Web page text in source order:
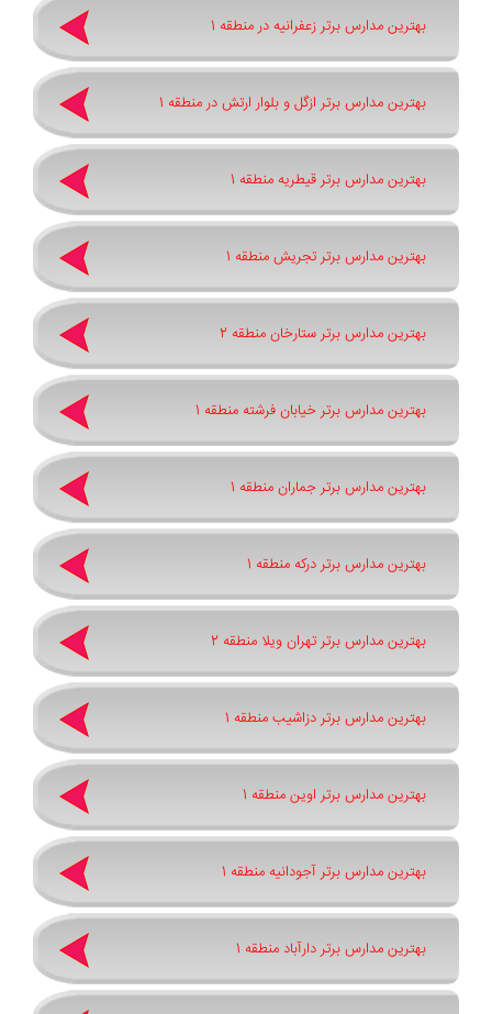
بهترین مدارس برتر زعفرانیه در منطقه 1
بهترین مدارس برتر ازگل و بلوار ارتش در منطقه 1
بهترین مدارس برتر قیطریه منطقه 1
بهترین مدارس برتر تجریش منطقه 1
بهترین مدارس برتر ستارخان منطقه 2
بهترین مدارس برتر خیابان فرشته منطقه 1
بهترین مدارس برتر جماران منطقه 1
بهترین مدارس برتر درکه منطقه 1
بهترین مدارس برتر تهران ویلا منطقه 2
بهترین مدارس برتر دزاشیب منطقه 1
بهترین مدارس برتر اوین منطقه 1
بهترین مدارس برتر آجودانیه منطقه 1
بهترین مدارس برتر دارآباد منطقه 1